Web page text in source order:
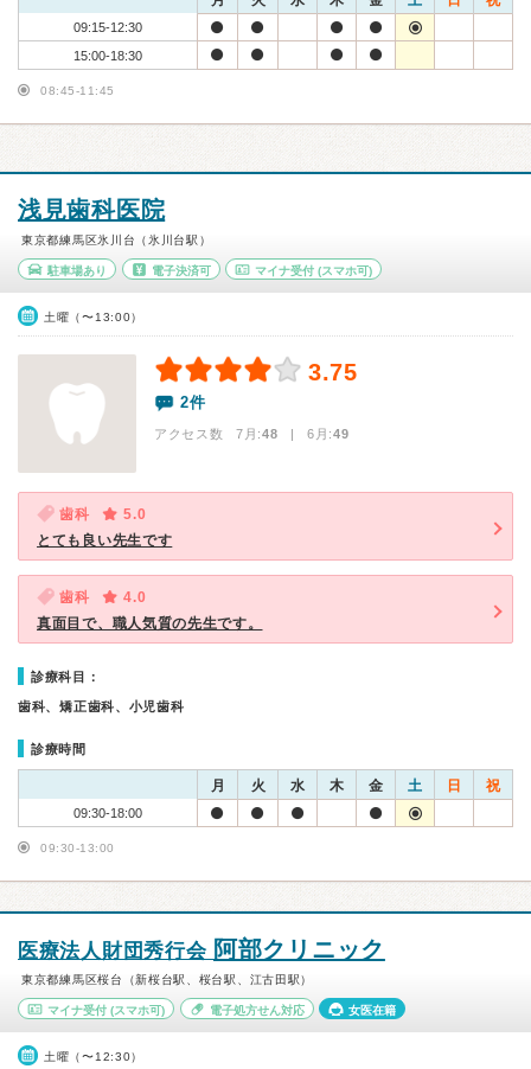
09:15-12:30
15:00-18:30
08:45-11:45
浅見歯科医院
東京都練馬区氷川台（氷川台駅）
駐車場あり 電子決済可 マイナ受付 (スマホ可)
土曜（〜13:00）
3.75
2件
アクセス数 7月:48 | 6月:49
歯科
5.0
とても良い先生です
歯科
4.0
真面目で、職人気質の先生です。
診療科目：
歯科、矯正歯科、小児歯科
診療時間
月 火 水 木 金 土 日 祝
09:30-18:00
09:30-13:00
医療法人財団秀行会 阿部クリニック
東京都練馬区桜台（新桜台駅、桜台駅、江古田駅）
マイナ受付 (スマホ可) 電子処方せん対応 女医在籍
土曜（〜12:30）